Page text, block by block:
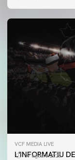
VCF MEDIA LIVE
L'INFORMATIU
07 agosto 2026
PRIMER EQUIP
ENTRENAMENT